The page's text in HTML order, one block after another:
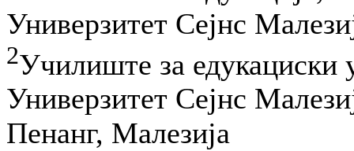
Универзитет Сејнс
2Училиште за едукациски
Универзитет Сејнс
Пенанг, Малезија